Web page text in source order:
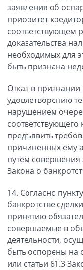
заявления об
приоритет
соответствующем
доказательства
необходимых для
быть признана
Отказ в признании
удовлетворению
нарушением
предъявить
причиненных ему
путем совершения
Закона о
14. Согласно
банкротстве
принятию
совершаемые в
деятельности,
быть оспорены на
или статьи 61.3